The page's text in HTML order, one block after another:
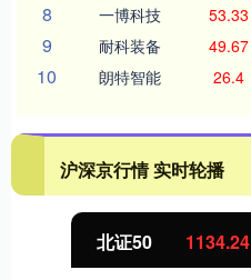
8 一博科技 53.33
9 耐科装备 49.67
10 朗特智能 26.4
沪深京行情 实时轮播
北证50 1134.24